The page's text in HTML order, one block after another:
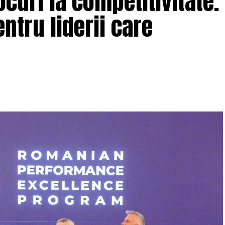
liderii care